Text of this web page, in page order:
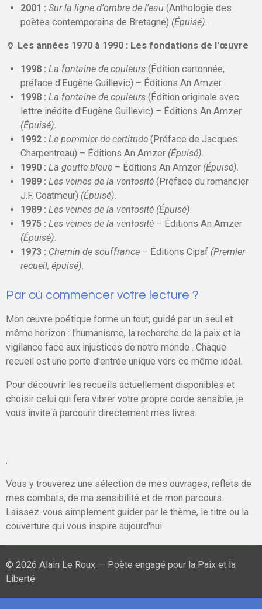
2001 : Sur la ligne d'ombre de l'eau(Anthologie des
poètes contemporains de Bretagne) (Épuisé)
🏺 Les années 1970 à 1990 : Les fondations de l'œuvre
1998 : La fontaine de couleurs(Édition cartonnée,
préface d'Eugène Guillevic) – Éditions An Amzer.
1998 : La fontaine de couleurs(Édition originale avec
lettre inédite d'Eugène Guillevic) – Éditions An Amzer
(Épuisé).
1992 : Le pommier de certitude(Préface de Jacques
Charpentreau) – Éditions An Amzer (Épuisé).
1990 : La goutte bleue– Éditions An Amzer (Épuisé).
1989 : Les veines de la ventosité(Préface du romancier
J.F. Coatmeur) (Épuisé).
1989 : Les veines de la ventosité (Épuisé).
1975 : Les veines de la ventosité– Éditions An Amzer
(Épuisé).
1973 : Chemin de souffrance– Éditions Cipaf (Premier
recueil, épuisé).
Par où commencer votre lecture ?
Mon œuvre poétique forme un tout, guidé par un seul et
même horizon : l'humanisme, la recherche de la paix et la
vigilance face aux injustices de notre monde . Chaque
recueil est une porte d'entrée unique vers ce même idéal.
Pour découvrir les recueils actuellement disponibles et
choisir celui qui fera vibrer votre propre corde sensible, je
vous invite à parcourir directement mes livres.
.
Vous y trouverez une sélection de mes ouvrages, reflets de
mes combats, de ma sensibilité et de mon parcours.
Laissez-vous simplement guider par le thème, le titre ou la
couverture qui vous inspire aujourd'hui.
© 2026 Alain Le Roux — Poète engagé pour la Paix et la
Liberté